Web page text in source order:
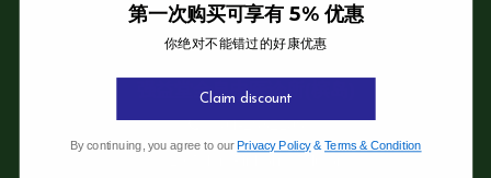
强益堂全息中医诊所
强益堂全息中医诊所(槟岛)
04-2832108
第一次购买可享有 5% 优惠
你绝对不能错过的好康优惠
Claim discount
By continuing, you agree to our Privacy Policy&Terms & Condition